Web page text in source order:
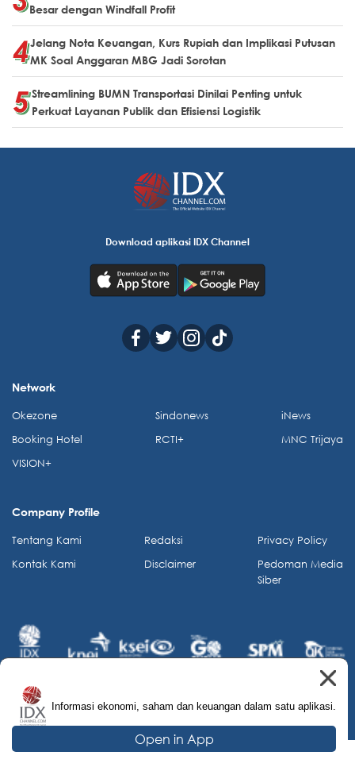
Besar dengan Windfall Profit
Jelang Nota Keuangan, Kurs Rupiah dan Implikasi Putusan
MK Soal Anggaran MBG Jadi Sorotan
Streamlining BUMN Transportasi Dinilai Penting untuk
Perkuat Layanan Publik dan Efisiensi Logistik
Informasi ekonomi, saham dan keuangan dalam satu aplikasi.
Open in App
Download aplikasi IDX Channel
Network
Okezone
Booking Hotel
VISION+
Sindonews
RCTI+
iNews
MNC Trijaya
Company Profile
Tentang Kami
Kontak Kami
Redaksi
Disclaimer
Privacy Policy
Pedoman Media
Siber
© 2026 IDX Channel. All Rights Reserved.